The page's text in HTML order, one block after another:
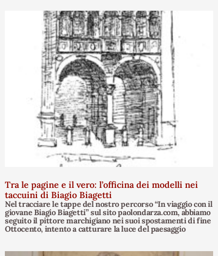
Tra le pagine e il vero: l’officina dei modelli nei
taccuini di Biagio Biagetti
Nel tracciare le tappe del nostro percorso “In viaggio con il
giovane Biagio Biagetti” sul sito paolondarza.com, abbiamo
seguito il pittore marchigiano nei suoi spostamenti di fine
Ottocento, intento a catturare la luce del paesaggio